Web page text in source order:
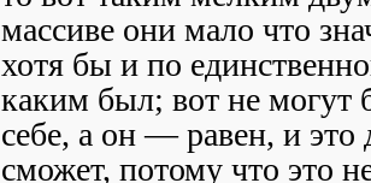
массиве они мало что
хотя бы и по
каким был; вот не
себе, а он — равен, и это
сможет, потому что это